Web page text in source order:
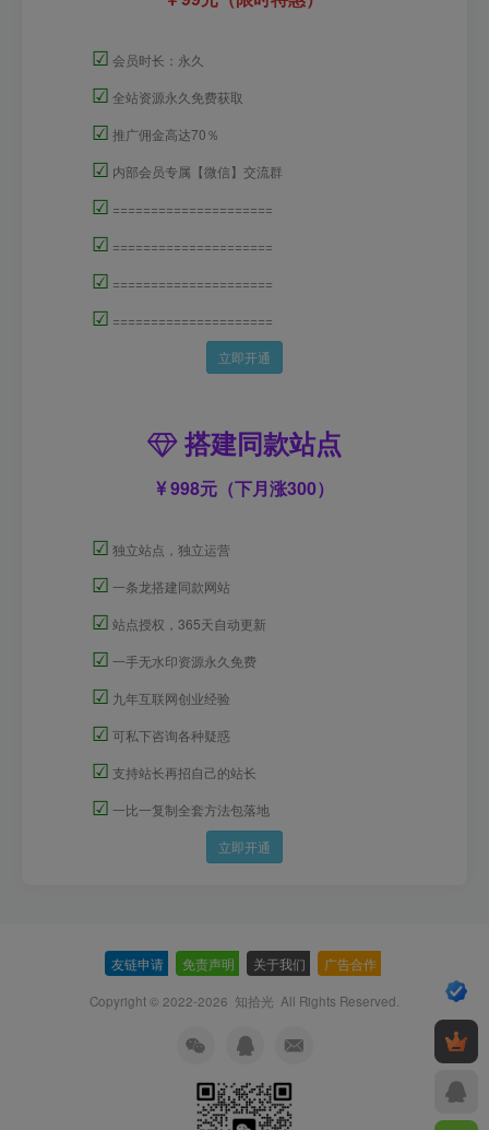
☑ 会员时长：永久
☑ 全站资源永久免费获取
☑ 推广佣金高达70％
☑ 内部会员专属【微信】交流群
☑ =====================
☑ =====================
☑ =====================
☑ =====================
立即开通
搭建同款站点
998元（下月涨300）
☑ 独立站点，独立运营
☑ 一条龙搭建同款网站
☑ 站点授权，365天自动更新
☑ 一手无水印资源永久免费
☑ 九年互联网创业经验
☑ 可私下咨询各种疑惑
☑ 支持站长再招自己的站长
☑ 一比一复制全套方法包落地
立即开通
友链申请 免责声明 关于我们 广告合作
Copyright © 2022-2026 知拾光 All Rights Reserved.